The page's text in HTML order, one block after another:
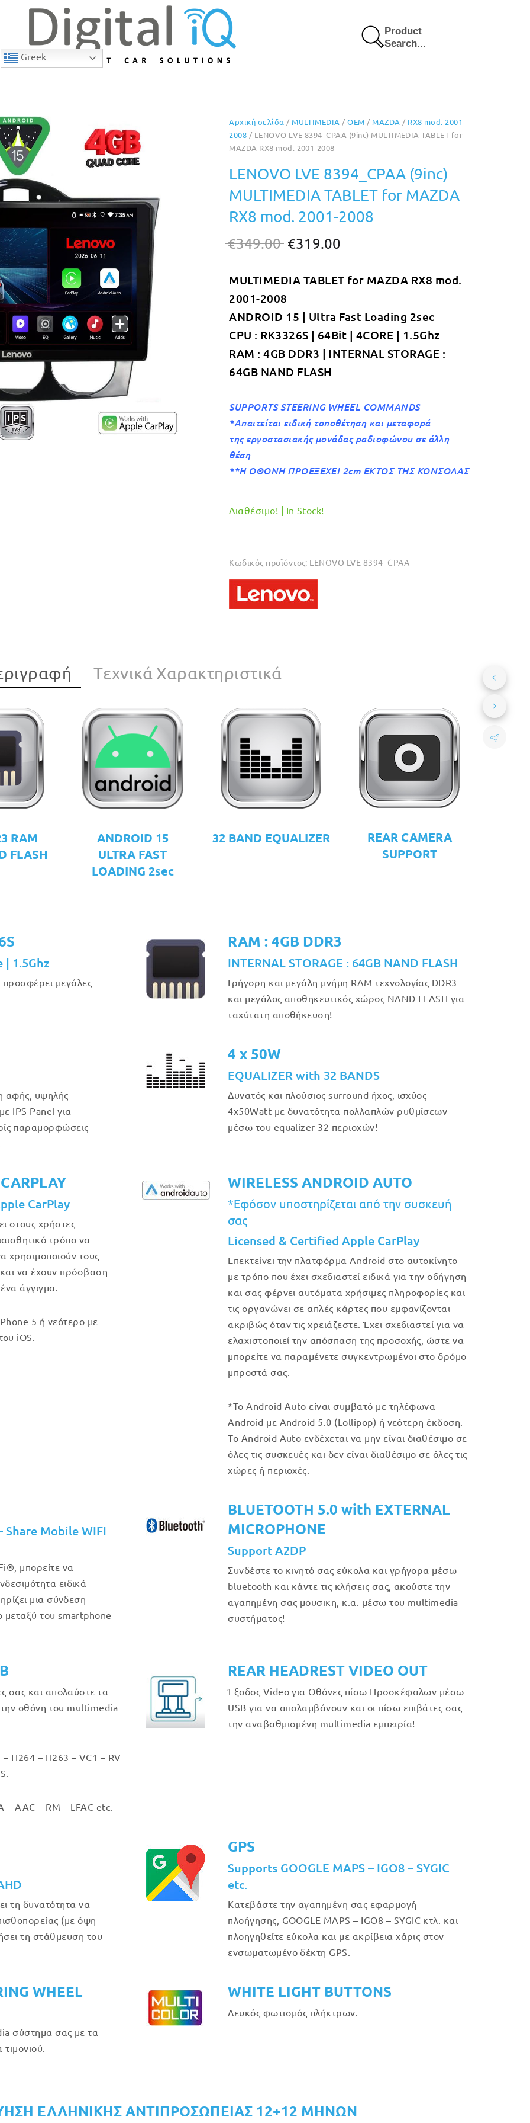
Greek
Product
Search...
9% Έκπτωση
Αρχική σελίδα / MULTIMEDIA /OEM / MAZDA / RX8 mod. 2001-
2008 / LENOVO LVE 8394_CPAA (9inc) MULTIMEDIA TABLET for
MAZDA RX8 mod. 2001-2008
LENOVO LVE 8394_CPAA (9inc)
MULTIMEDIA TABLET for MAZDA
RX8 mod. 2001-2008
€349.00 Original
was:
€319.00
τιμή
€319.00.
MULTIMEDIA TABLET for MAZDA RX8 mod.
2001-2008
ANDROID 15 | Ultra Fast Loading 2sec
CPU : RK3326S | 64Bit | 4CORE | 1.5Ghz
RAM : 4GB DDR3 | INTERNAL STORAGE :
64GB NAND FLASH
SUPPORTS STEERING WHEEL COMMANDS
*Aπαιτείται ειδική τοποθέτηση και μεταφορά
της εργοστασιακής μονάδας ραδιοφώνου σε άλλη
θέση
**Η ΟΘΟΝΗ ΠΡΟΕΞΕΧΕΙ 2cm ΕΚΤΟΣ ΤΗΣ ΚΟΝΣΟΛΑΣ
Διαθέσιμο! | In Stock!
Κωδικός προϊόντος: LENOVO LVE 8394_CPAA
Tεχνικά Χαρακτηριστικά
RAM
FLASH
ANDROID 15
ULTRA FAST
LOADING 2sec
32 BAND EQUALIZER
REAR CAMERA
SUPPORT
| 1.5Ghz
μεγάλες
RAM : 4GB DDR3
INTERNAL STORAGE : 64GB NAND FLASH
Γρήγορη και μεγάλη μνήμη RAM τεχνολογίας DDR3
και μεγάλος αποθηκευτικός χώρος NAND FLASH για
ταχύτατη αποθήκευση!
αφής, υψηλής
IPS Panel για
παραμορφώσεις
4 x 50W
EQUALIZER with 32 BANDS
Δυνατός και πλούσιος surround ήχος, ισχύος
4x50Watt με δυνατότητα πολλαπλών ρυθμίσεων
μέσω του equalizer 32 περιοχών!
CarPlay
στους χρήστες
τρόπο να
χρησιμοποιούν τους
να έχουν πρόσβαση
άγγιγμα.
5 ή νεότερο με
iOS.
WIRELESS ANDROID AUTO
*Εφόσον υποστηρίζεται από την συσκευή
σας
Licensed & Certified Apple CarPlay
Επεκτείνει την πλατφόρμα Android στο αυτοκίνητο
με τρόπο που έχει σχεδιαστεί ειδικά για την οδήγηση
και σας φέρνει αυτόματα χρήσιμες πληροφορίες και
τις οργανώνει σε απλές κάρτες που εμφανίζονται
ακριβώς όταν τις χρειάζεστε. Έχει σχεδιαστεί για να
ελαχιστοποιεί την απόσπαση της προσοχής, ώστε να
μπορείτε να παραμένετε συγκεντρωμένοι στο δρόμο
μπροστά σας.
*Το Android Auto είναι συμβατό με τηλέφωνα
Android με Android 5.0 (Lollipop) ή νεότερη έκδοση.
Το Android Auto ενδέχεται να μην είναι διαθέσιμο σε
όλες τις συσκευές και δεν είναι διαθέσιμο σε όλες τις
χώρες ή περιοχές.
Mobile WIFI
μπορείτε να
ειδικά
μια σύνδεση
του smartphone
BLUETOOTH 5.0 with EXTERNAL
MICROPHONE
Support A2DP
Συνδέστε το κινητό σας εύκολα και γρήγορα μέσω
bluetooth και κάντε τις κλήσεις σας, ακούστε την
αγαπημένη σας μουσικη, κ.α. μέσω του multimedia
συστήματος!
σας και απολαύστε τα
οθόνη του multimedia
H264 – H263 – VC1 – RV
AAC – RM – LFAC etc.
REAR HEADREST VIDEO OUT
Έξοδος Video για Οθόνες πίσω Προσκέφαλων μέσω
USB για να απολαμβάνουν και οι πίσω επιβάτες σας
την αναβαθμισμένη multimedia εμπειρία!
τη δυνατότητα να
(με όψη
τη στάθμευση του
GPS
Supports GOOGLE MAPS – IGO8 – SYGIC
etc.
Κατεβάστε την αγαπημένη σας εφαρμογή
πλοήγησης, GOOGLE MAPS – IGO8 – SYGIC κτλ. και
πλοηγηθείτε εύκολα και με ακρίβεια χάρις στον
ενσωματωμένο δέκτη GPS.
WHEEL
σύστημα σας με τα
WHITE LIGHT BUTTONS
Λευκός φωτισμός πλήκτρων.
ΕΛΛΗΝΙΚΗΣ ΑΝΤΙΠΡΟΣΩΠΕΙΑΣ 12+12 ΜΗΝΩΝ